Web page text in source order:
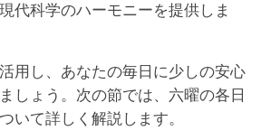
代科学のハーモニーを提供しま
用し、あなたの毎日に少しの安心
しょう。次の節では、六曜の各日
いて詳しく解説します。